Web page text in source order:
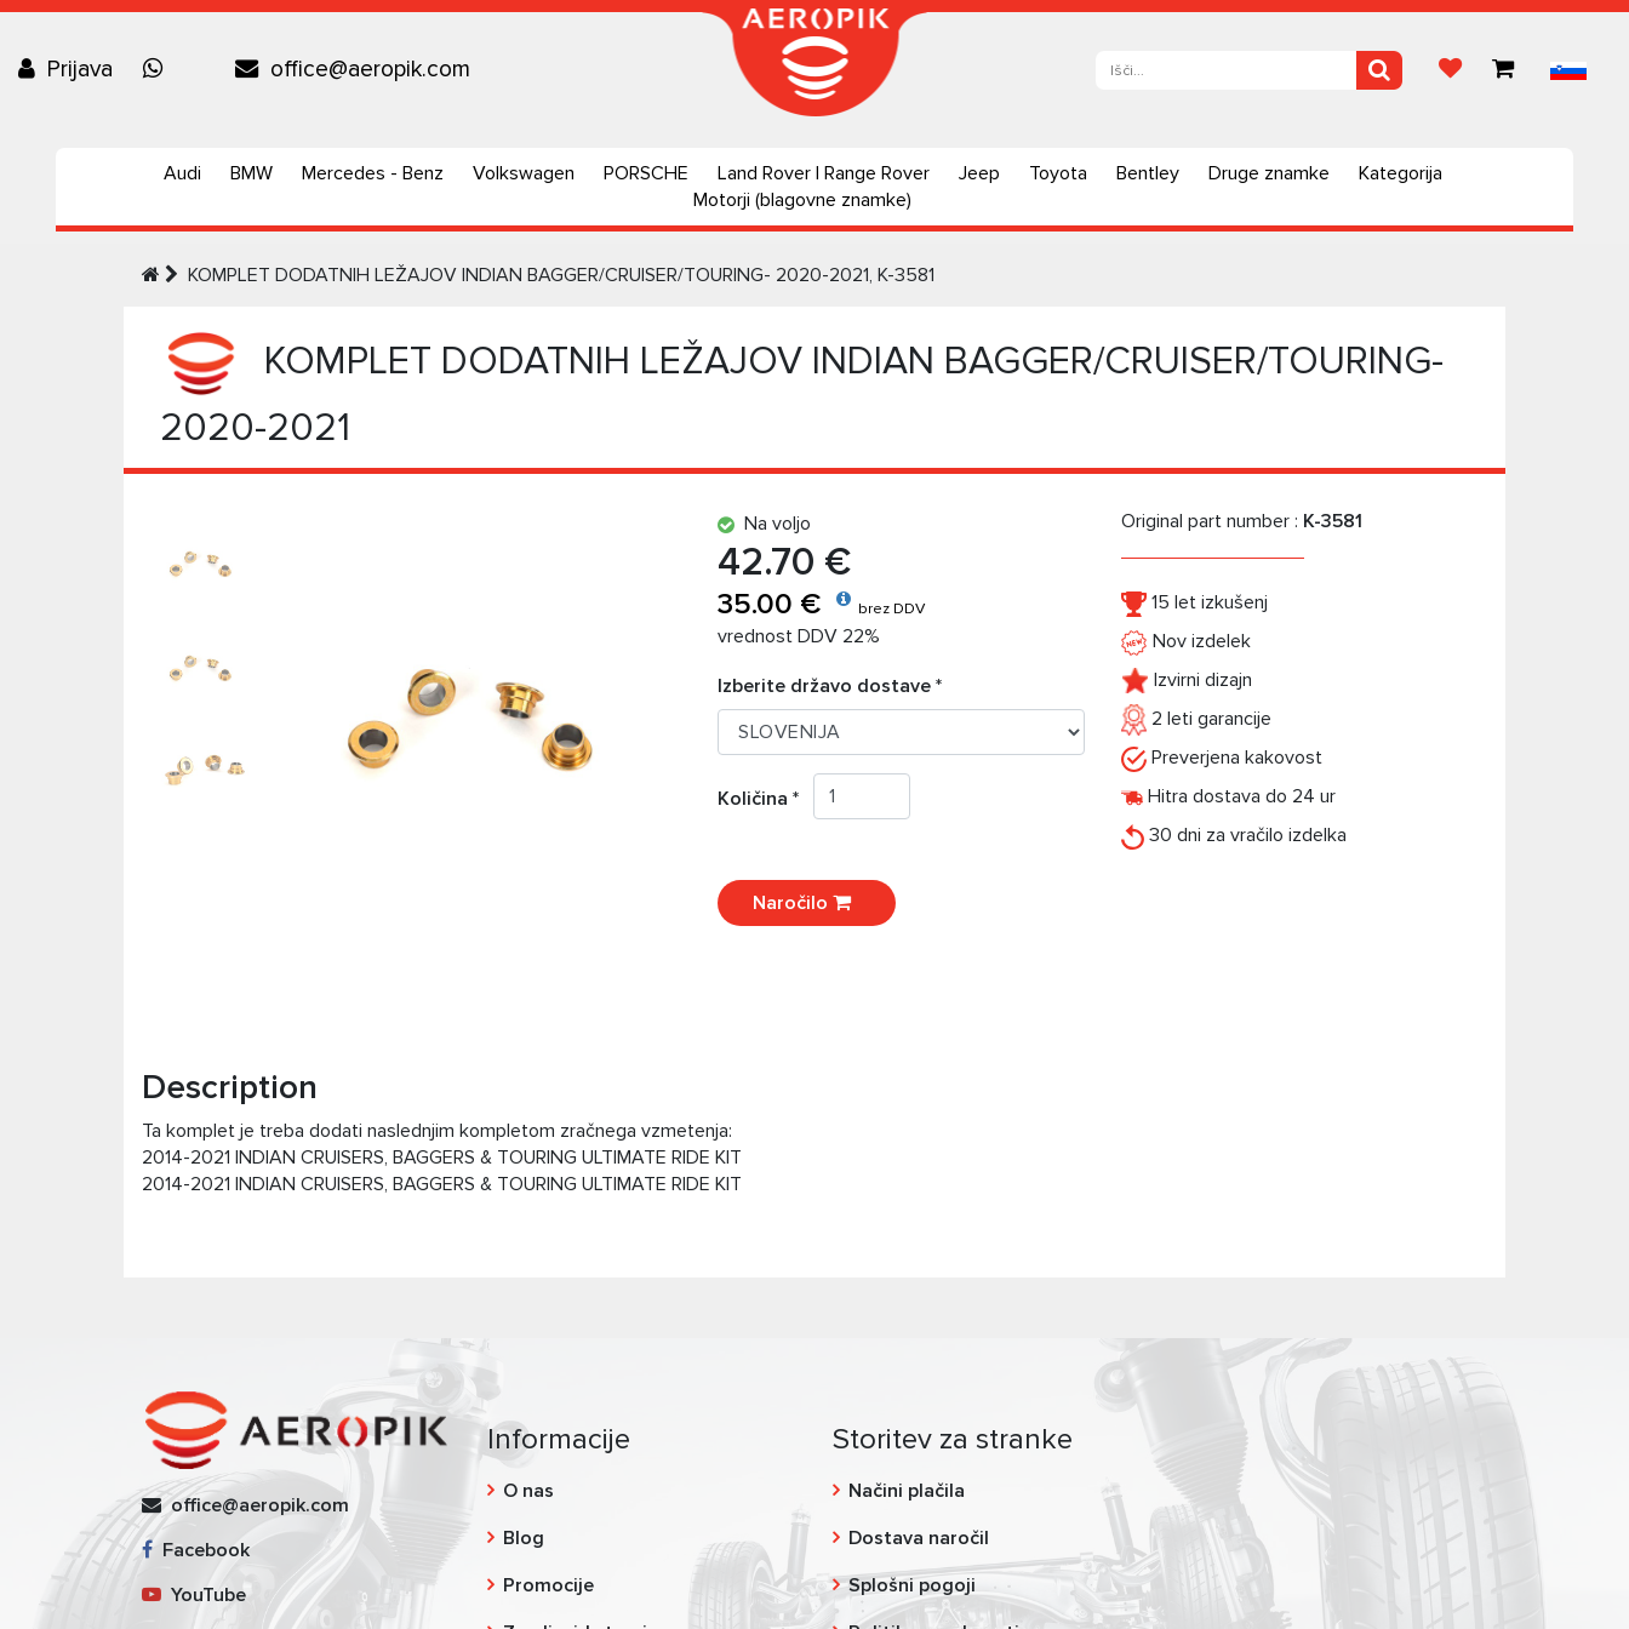
Prijava office@aeropik.com
Audi BMW Mercedes - Benz Volkswagen PORSCHE Land Rover | Range Rover Jeep Toyota Bentley Druge znamke
Kategorija
Motorji (blagovne znamke)
KOMPLET DODATNIH LEŽAJOV INDIAN BAGGER/CRUISER/TOURING- 2020-2021, K-3581
KOMPLET DODATNIH LEŽAJOV INDIAN BAGGER/CRUISER/TOURING-
2020-2021
Na voljo
42.70 €
35.00 € brez DDV
vrednost DDV 22%
Izberite državo dostave *
Količina *
Naročilo
Original part number : K-3581
15 let izkušenj
Nov izdelek
Izvirni dizajn
2 leti garancije
Preverjena kakovost
Hitra dostava do 24 ur
30 dni za vračilo izdelka
Description
Ta komplet je treba dodati naslednjim kompletom zračnega vzmetenja:
2014-2021 INDIAN CRUISERS, BAGGERS & TOURING ULTIMATE RIDE KIT
2014-2021 INDIAN CRUISERS, BAGGERS & TOURING ULTIMATE RIDE KIT
office@aeropik.com
Facebook
YouTube
Informacije
O nas
Blog
Promocije
Storitev za stranke
Načini plačila
Dostava naročil
Splošni pogoji